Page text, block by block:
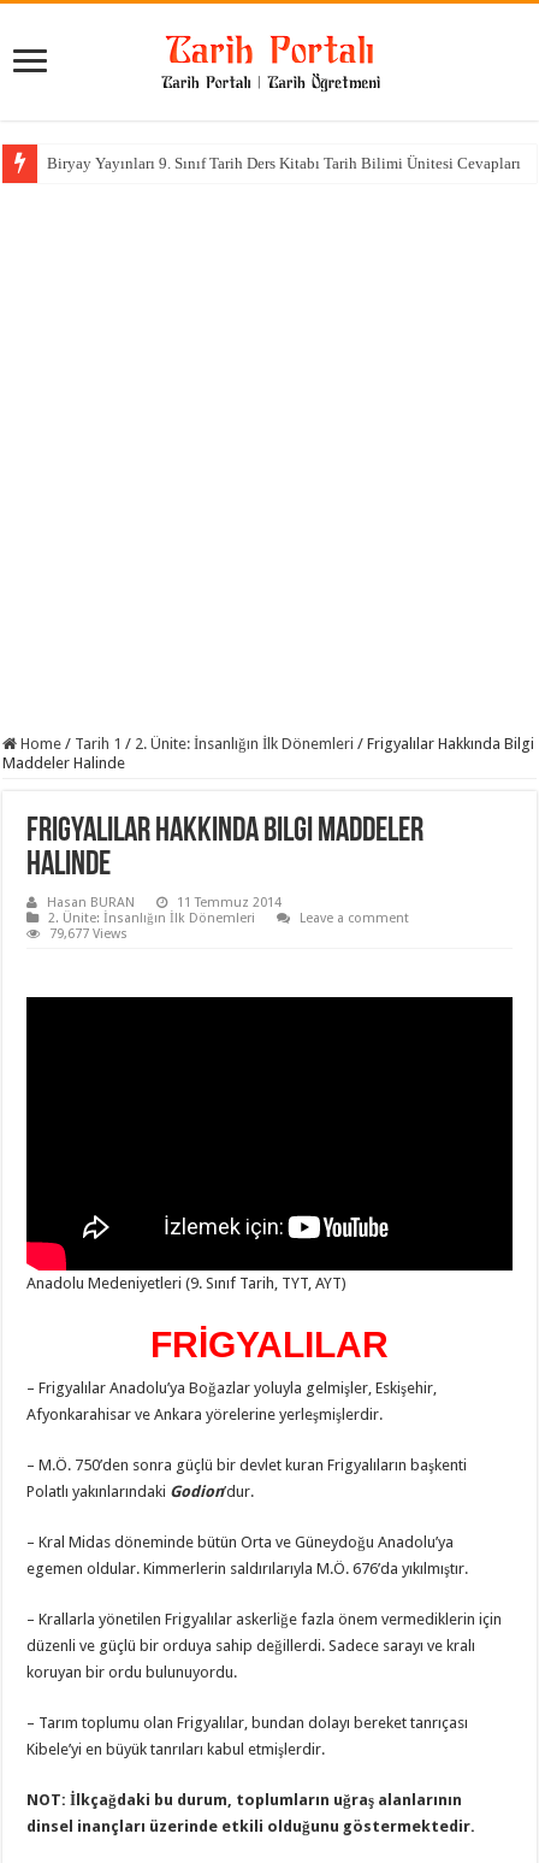
Biryay Yayınları 9. Sınıf Tarih Ders Kitabı Tarih Bilimi Ünitesi Cevapları
Home / Tarih 1 / 2. Ünite: İnsanlığın İlk Dönemleri / Frigyalılar Hakkında Bilgi
Maddeler Halinde
Frigyalılar Hakkında Bilgi Maddeler
Halinde
Hasan BURAN
11 Temmuz 2014
2. Ünite: İnsanlığın İlk Dönemleri
Leave a comment
79,677 Views
Anadolu Medeniyetleri (9. Sınıf Tarih, TYT, AYT)
FRİGYALILAR
– Frigyalılar Anadolu’ya Boğazlar yoluyla gelmişler, Eskişehir,
Afyonkarahisar ve Ankara yörelerine yerleşmişlerdir.
– M.Ö. 750’den sonra güçlü bir devlet kuran Frigyalıların başkenti
Polatlı yakınlarındaki Godion’dur.
– Kral Midas döneminde bütün Orta ve Güneydoğu Anadolu’ya
egemen oldular. Kimmerlerin saldırılarıyla M.Ö. 676’da yıkılmıştır.
– Krallarla yönetilen Frigyalılar askerliğe fazla önem vermediklerin için
düzenli ve güçlü bir orduya sahip değillerdi. Sadece sarayı ve kralı
koruyan bir ordu bulunuyordu.
– Tarım toplumu olan Frigyalılar, bundan dolayı bereket tanrıçası
Kibele’yi en büyük tanrıları kabul etmişlerdir.
NOT: İlkçağdaki bu durum, toplumların uğraş alanlarının
dinsel inançları üzerinde etkili olduğunu göstermektedir.